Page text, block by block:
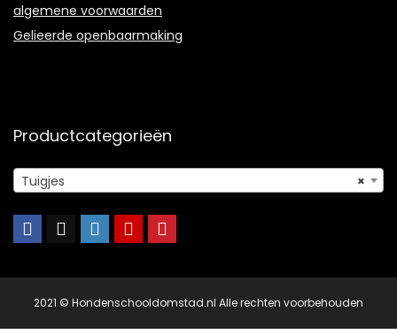
algemene voorwaarden
Gelieerde openbaarmaking
Productcategorieën
×
Tuigjes
2021 © Hondenschooldomstad.nl Alle rechten voorbehouden